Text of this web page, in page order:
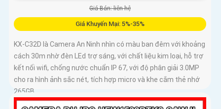
Giá Bán: liên hệ
Giá Khuyến Mại: 5%-35%
KX-C32D là Camera An Ninh nhìn có màu ban đêm với khoảng
cách 30m nhờ đèn LEd trợ sáng, với chất liệu kim loại, hỗ trợ
kết nối wifi, chống nước chuẩn IP 67, với độ phân giải 3.0MP
cho ra hình ảnh sắc nét, tích hợp micro và khe cắm thẻ nhớ
265GB